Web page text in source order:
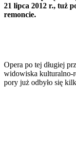
21 lipca 2012 r., tuż
remoncie.
Opera po tej długiej
widowiska kulturalno-
pory już odbyło się